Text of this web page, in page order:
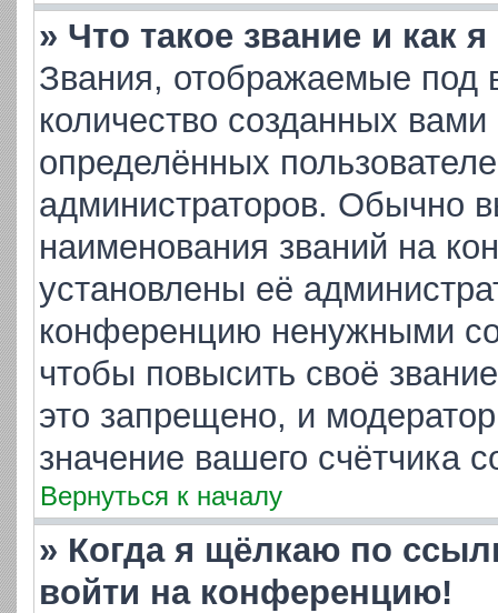
» Что такое звание и как
Звания, отображаемые
количество созданных
определённых
администраторов. Обычно
наименования званий на
установлены её
конференцию ненужными
чтобы повысить своё
это запрещено, и
значение вашего счётчика
Вернуться к началу
» Когда я щёлкаю по
войти на конференцию!